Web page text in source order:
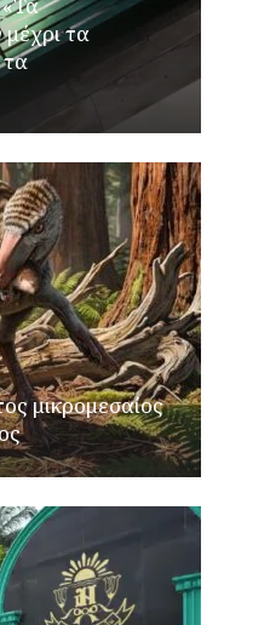
μέχρι τα
μικρομεσαίος